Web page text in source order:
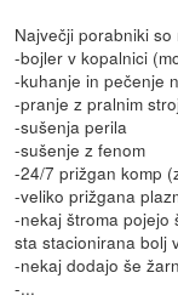
Največji porabniki
-bojler v kopalnici
-kuhanje in pečenje
-pranje z pralnim
-sušenja perila
-sušenje z fenom
-24/7 prižgan komp
-veliko prižgana
-nekaj štroma pojejo
sta stacionirana bolj
-nekaj dodajo še
-...